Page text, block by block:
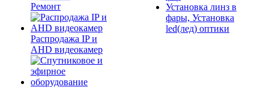
Ремонт
Распродажа IP и
AHD видеокамер
Установка линз в
фары, Установка
led(лед) оптики